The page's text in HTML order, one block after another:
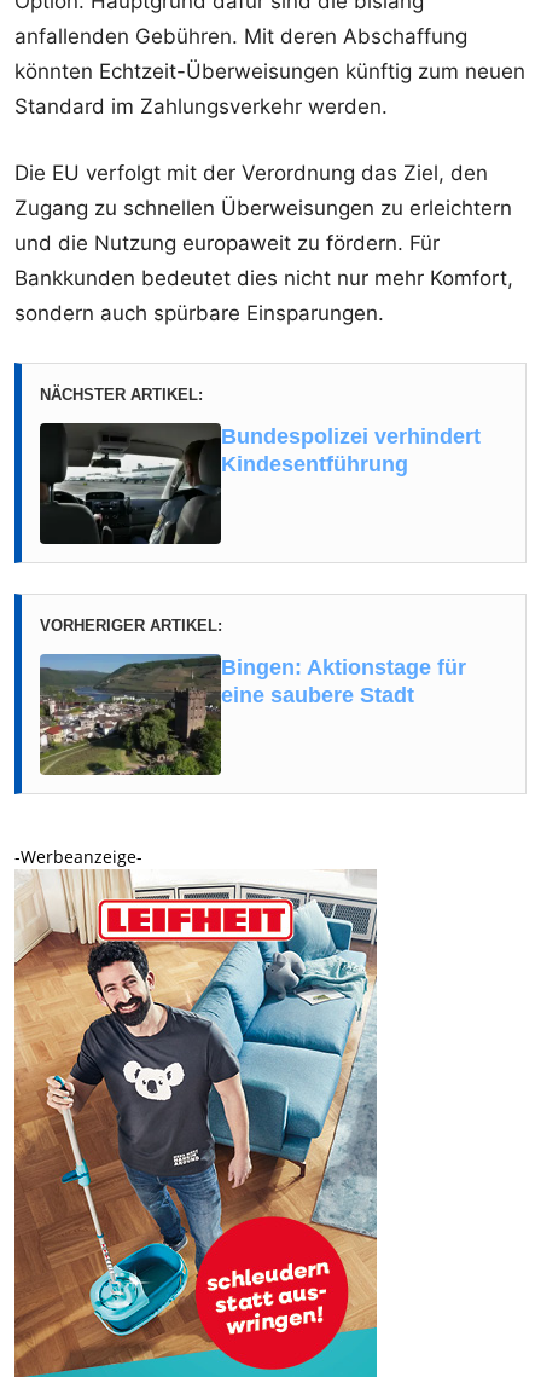
anfallenden Gebühren. Mit deren Abschaffung
könnten Echtzeit-Überweisungen künftig zum neuen
Standard im Zahlungsverkehr werden.
Die EU verfolgt mit der Verordnung das Ziel, den
Zugang zu schnellen Überweisungen zu erleichtern
und die Nutzung europaweit zu fördern. Für
Bankkunden bedeutet dies nicht nur mehr Komfort,
sondern auch spürbare Einsparungen.
NÄCHSTER ARTIKEL:
Bundespolizei verhindert
Kindesentführung
VORHERIGER ARTIKEL:
Bingen: Aktionstage für
eine saubere Stadt
-Werbeanzeige-